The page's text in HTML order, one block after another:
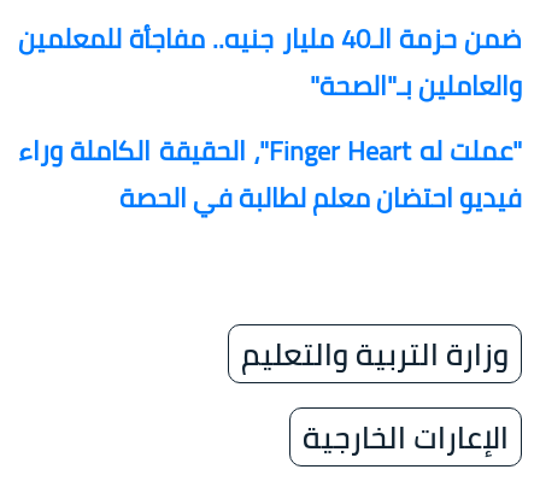
ضمن حزمة الـ40 مليار جنيه.. مفاجأة للمعلمين
والعاملين بـ"الصحة"
"عملت له Finger Heart"، الحقيقة الكاملة وراء
فيديو احتضان معلم لطالبة في الحصة
وزارة التربية والتعليم
الإعارات الخارجية